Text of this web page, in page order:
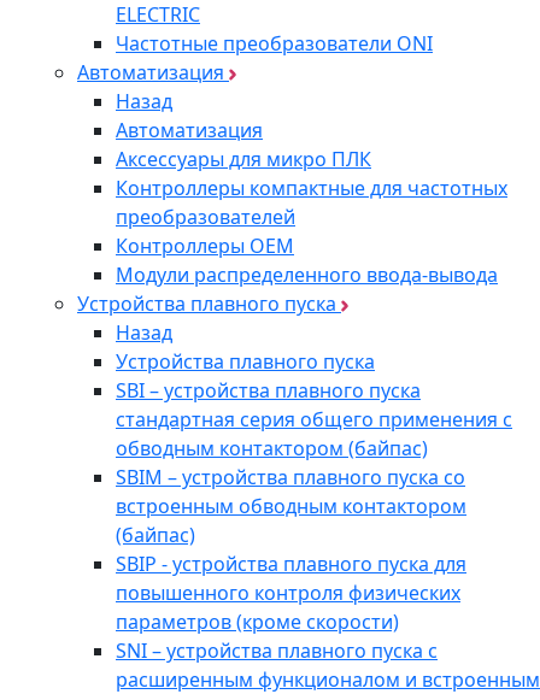
ELECTRIC
Частотные преобразователи ONI
Автоматизация
Назад
Автоматизация
Аксессуары для микро ПЛК
Контроллеры компактные для частотных
преобразователей
Контроллеры ОЕМ
Модули распределенного ввода-вывода
Устройства плавного пуска
Назад
Устройства плавного пуска
SBI – устройства плавного пуска
стандартная серия общего применения с
обводным контактором (байпас)
SBIM – устройства плавного пуска со
встроенным обводным контактором
(байпас)
SBIP - устройства плавного пуска для
повышенного контроля физических
параметров (кроме скорости)
SNI – устройства плавного пуска с
расширенным функционалом и встроенным